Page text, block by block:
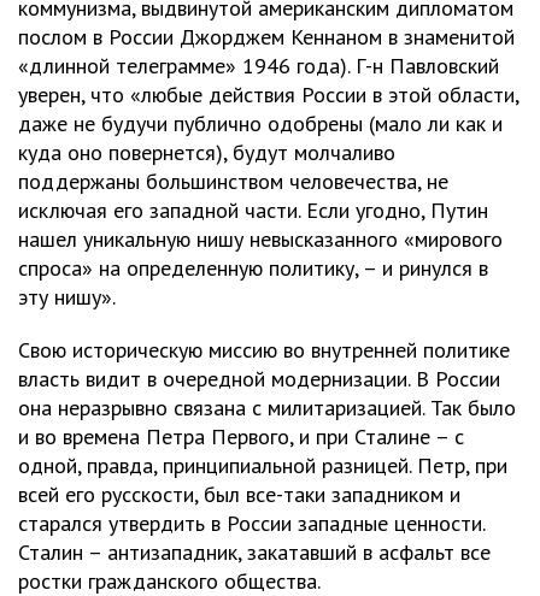
коммунизма, выдвинутой американским дипломатом
послом в России Джорджем Кеннаном в знаменитой
«длинной телеграмме» 1946 года). Г-н Павловский
уверен, что «любые действия России в этой области,
даже не будучи публично одобрены (мало ли как и
куда оно повернется), будут молчаливо
поддержаны большинством человечества, не
исключая его западной части. Если угодно, Путин
нашел уникальную нишу невысказанного «мирового
спроса» на определенную политику, – и ринулся в
эту нишу».
Свою историческую миссию во внутренней политике
власть видит в очередной модернизации. В России
она неразрывно связана с милитаризацией. Так было
и во времена Петра Первого, и при Сталине – с
одной, правда, принципиальной разницей. Петр, при
всей его русскости, был все-таки западником и
старался утвердить в России западные ценности.
Сталин – антизападник, закатавший в асфальт все
ростки гражданского общества.